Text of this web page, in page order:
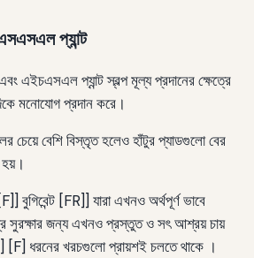
প্যান্ট
এইচএসএল প্যান্ট স্বল্প মূল্য প্রদানের ক্ষেত্রে
মনোযোগ প্রদান করে।
চেয়ে বেশি বিস্তৃত হলেও হাঁটুর প্যাডগুলো বের
[FR]] যারা এখনও অর্থপূর্ণ ভাবে
সুরক্ষার জন্য এখনও প্রস্তুত ও সৎ আশ্রয় চায়
ধরনের খরচগুলো প্রায়শই চলতে থাকে ।